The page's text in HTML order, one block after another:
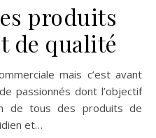
produits
de qualité
passionnés dont l’objectif
de tous des produits de
et…